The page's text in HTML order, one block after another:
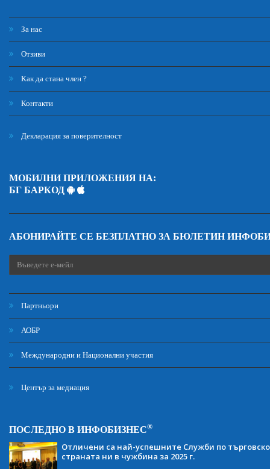
За нас
Отзиви
Как да стана член ?
Контакти
Декларация за поверителност
МОБИЛНИ ПРИЛОЖЕНИЯ НА:
БГ БАРКОД
АБОНИРАЙТЕ СЕ БЕЗПЛАТНО ЗА БЮЛЕТИН
Партньори
АОБР
Международни и Национални участия
Център за медиация
ПОСЛЕДНО В ИНФОБИЗНЕС®
Отличени са най-успешните Служби по
страната ни в чужбина за 2025 г.